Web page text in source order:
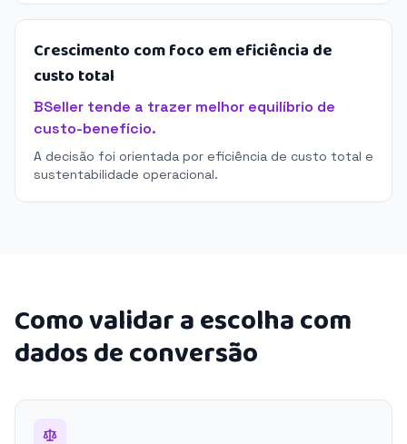
Crescimento com foco em eficiência de
custo total
BSeller tende a trazer melhor equilíbrio de
custo-benefício.
A decisão foi orientada por eficiência de custo total e
sustentabilidade operacional.
Como validar a escolha com
dados de conversão